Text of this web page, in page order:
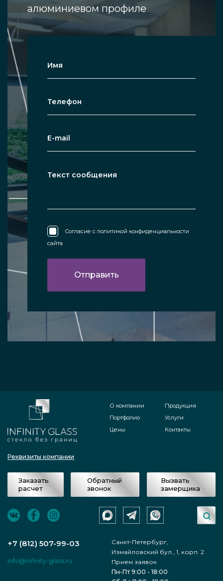
алюминиевом профиле
Согласие с политикой конфиденциальности
сайта
Реквизиты компании
О компании
Портфолио
Цены
Продукция
Услуги
Контакты
Заказать
расчет
Обратный
звонок
Вызвать
замерщика
+7 (812) 507-99-03
Санкт-Петербург,
Измайловский бул., 1, корп. 2
info@infinity-glass.ru
Прием заявок
Пн-Пт 9:00 - 18:00